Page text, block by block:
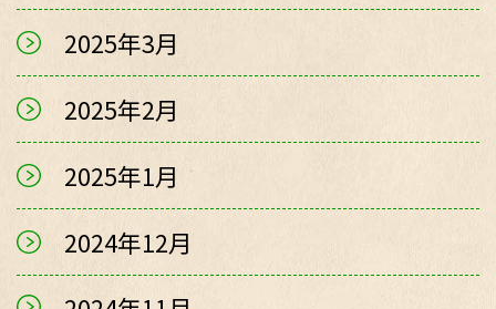
2025年3月
2025年2月
2025年1月
2024年12月